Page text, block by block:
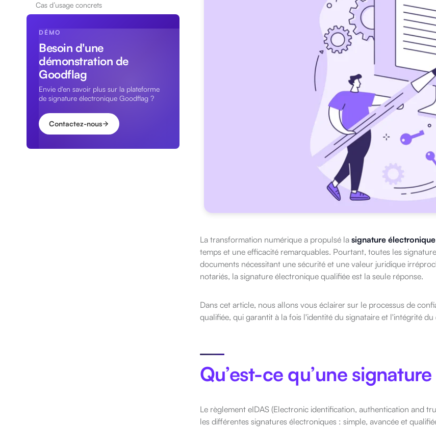
Cas d’usage concrets
DÉMO
Besoin d'une
démonstration de
Goodflag
Envie d'en savoir plus sur la plateforme
de signature électronique Goodflag ?
Contactez-nous
La transformation numérique a propulsé la signature électronique
temps et une efficacité remarquables. Pourtant, toutes les
documents nécessitant une sécurité et une valeur juridique
notariés, la signature électronique qualifiée est la seule réponse.
Dans cet article, nous allons vous éclairer sur le processus de
qualifiée, qui garantit à la fois l'identité du signataire et l'intégrité
Qu’est-ce qu’une
Le règlement eIDAS (Electronic identification, authentication and
les différentes signatures électroniques : simple, avancée et